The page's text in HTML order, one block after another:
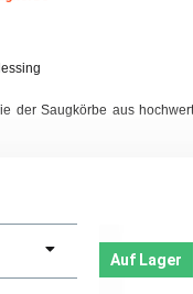
der Saugkörbe aus
Auf Lager